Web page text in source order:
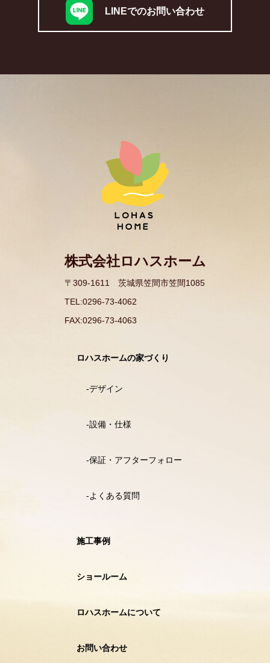
LINEでのお問い合わせ
株式会社ロハスホーム
〒309-1611 茨城県笠間市笠間1085​
TEL:0296-73-4062
FAX:0296-73-4063​
ロハスホームの家づくり
デザイン
設備・仕様
保証・アフターフォロー
よくある質問
施工事例
ショールーム
ロハスホームについて
お問い合わせ